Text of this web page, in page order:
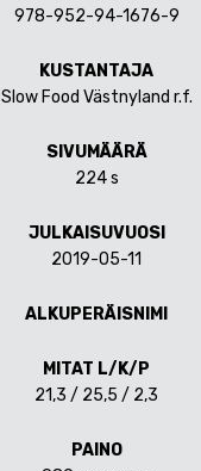
978-952-94-1676-9
KUSTANTAJA
Slow Food Västnyland r.f.
SIVUMÄÄRÄ
224 s
JULKAISUVUOSI
2019-05-11
ALKUPERÄISNIMI
MITAT L/K/P
21,3 / 25,5 / 2,3
PAINO